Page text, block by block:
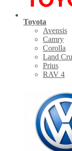
Toyota
Avensis
Camry
Corolla
Land
Prius
RAV 4